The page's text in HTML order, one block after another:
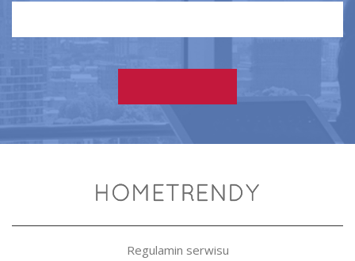
Regulamin serwisu